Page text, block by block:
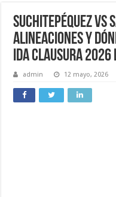
Suchitepéquez vs
alineaciones y
Ida Clausura 2026
admin 12 mayo, 2026